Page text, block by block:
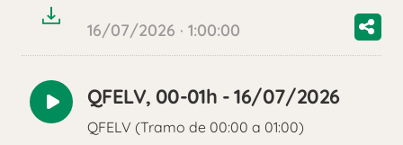
16/07/2026 · 1:00:00
Reproducir
audio
QFELV, 00-01h - 16/07/2026
QFELV (Tramo de 00:00 a 01:00)